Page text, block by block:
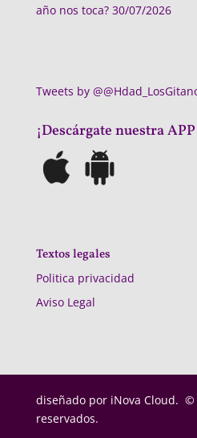
año nos toca? 30/07/2026
Tweets by
¡Descárgate nuestra
Textos legales
Politica privacidad
Aviso Legal
diseñado por iNova Cloud. ©
reservados.